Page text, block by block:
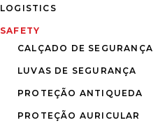
LOGISTICS
SAFETY
CALÇADO DE SEGURANÇA
LUVAS DE SEGURANÇA
PROTEÇÃO ANTIQUEDA
PROTEÇÃO AURICULAR